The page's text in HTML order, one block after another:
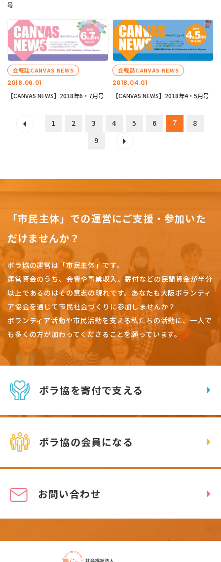
号
2018.06.01
会報誌CANVAS NEWS
【CANVAS NEWS】2018年6・7月号
2018.04.01
会報誌CANVAS NEWS
【CANVAS NEWS】2018年4・5月号
1 2 3 4 5 6 7
8
9
「市民主体」での運営にご支援・参加いた
だけませんか？
ボラ協の運営は「市民主体」です。
運営資金のうち、会費や事業収入、寄付などの民間資金が半分
以上であるのはその意志の現れです。 あなたも大阪ボランティ
ア協会を通じて市民社会づくりに参加しませんか？
ボランティア活動や市民活動を支える私たちの活動に、一人で
も多くの方が加わってくださることを願っています。
ボラ協を寄付で支える
ボラ協の会員になる
お問い合わせ